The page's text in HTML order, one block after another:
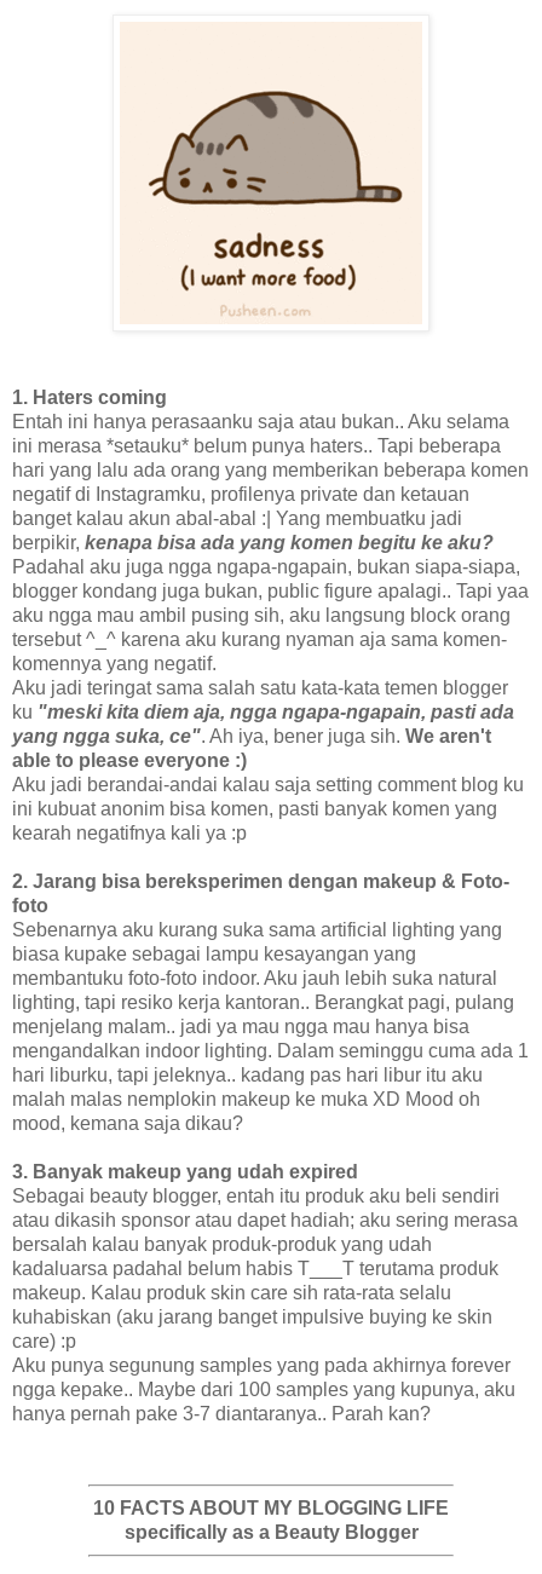
1. Haters coming
Entah ini hanya perasaanku saja atau bukan.. Aku selama
ini merasa *setauku* belum punya haters.. Tapi beberapa
hari yang lalu ada orang yang memberikan beberapa komen
negatif di Instagramku, profilenya private dan ketauan
banget kalau akun abal-abal :| Yang membuatku jadi
berpikir, kenapa bisa ada yang komen begitu ke aku?
Padahal aku juga ngga ngapa-ngapain, bukan siapa-siapa,
blogger kondang juga bukan, public figure apalagi.. Tapi yaa
aku ngga mau ambil pusing sih, aku langsung block orang
tersebut ^_^ karena aku kurang nyaman aja sama komen-
komennya yang negatif.
Aku jadi teringat sama salah satu kata-kata temen blogger
ku "meski kita diem aja, ngga ngapa-ngapain, pasti ada
yang ngga suka, ce". Ah iya, bener juga sih. We aren't
able to please everyone :)
Aku jadi berandai-andai kalau saja setting comment blog ku
ini kubuat anonim bisa komen, pasti banyak komen yang
kearah negatifnya kali ya :p
2. Jarang bisa bereksperimen dengan makeup & Foto-
foto
Sebenarnya aku kurang suka sama artificial lighting yang
biasa kupake sebagai lampu kesayangan yang
membantuku foto-foto indoor. Aku jauh lebih suka natural
lighting, tapi resiko kerja kantoran.. Berangkat pagi, pulang
menjelang malam.. jadi ya mau ngga mau hanya bisa
mengandalkan indoor lighting. Dalam seminggu cuma ada 1
hari liburku, tapi jeleknya.. kadang pas hari libur itu aku
malah malas nemplokin makeup ke muka XD Mood oh
mood, kemana saja dikau?
3. Banyak makeup yang udah expired
Sebagai beauty blogger, entah itu produk aku beli sendiri
atau dikasih sponsor atau dapet hadiah; aku sering merasa
bersalah kalau banyak produk-produk yang udah
kadaluarsa padahal belum habis T___T terutama produk
makeup. Kalau produk skin care sih rata-rata selalu
kuhabiskan (aku jarang banget impulsive buying ke skin
care) :p
Aku punya segunung samples yang pada akhirnya forever
ngga kepake.. Maybe dari 100 samples yang kupunya, aku
hanya pernah pake 3-7 diantaranya.. Parah kan?
10 FACTS ABOUT MY BLOGGING LIFE
specifically as a Beauty Blogger